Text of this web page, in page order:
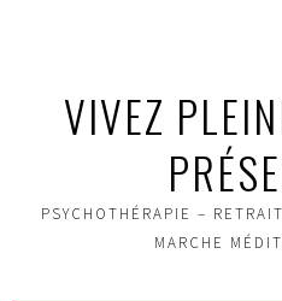
principalVIVEZ
PSYCHOTHÉRAPIE –
MARCHE